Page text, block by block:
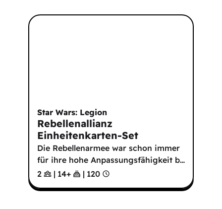
Star Wars: Legion
Rebellenallianz
Einheitenkarten-Set
Die Rebellenarmee war schon immer
für ihre hohe Anpassungsfähigkeit b…
2
| 14+ | 120